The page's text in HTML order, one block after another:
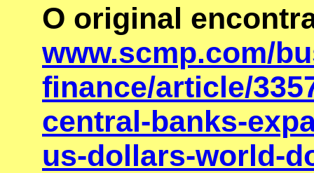
O original
www.scmp.com/
finance/article/
central-banks-
us-dollars-world-